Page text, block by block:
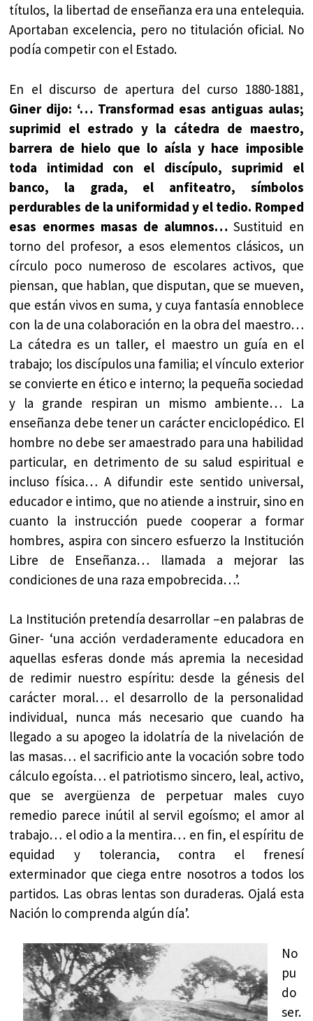
títulos, la libertad de enseñanza era una entelequia.
Aportaban excelencia, pero no titulación oficial. No
podía competir con el Estado.
En el discurso de apertura del curso 1880-1881,
Giner dijo: ‘… Transformad esas antiguas aulas;
suprimid el estrado y la cátedra de maestro,
barrera de hielo que lo aísla y hace imposible
toda intimidad con el discípulo, suprimid el
banco, la grada, el anfiteatro, símbolos
perdurables de la uniformidad y el tedio. Romped
esas enormes masas de alumnos… Sustituid en
torno del profesor, a esos elementos clásicos, un
círculo poco numeroso de escolares activos, que
piensan, que hablan, que disputan, que se mueven,
que están vivos en suma, y cuya fantasía ennoblece
con la de una colaboración en la obra del maestro…
La cátedra es un taller, el maestro un guía en el
trabajo; los discípulos una familia; el vínculo exterior
se convierte en ético e interno; la pequeña sociedad
y la grande respiran un mismo ambiente… La
enseñanza debe tener un carácter enciclopédico. El
hombre no debe ser amaestrado para una habilidad
particular, en detrimento de su salud espiritual e
incluso física… A difundir este sentido universal,
educador e intimo, que no atiende a instruir, sino en
cuanto la instrucción puede cooperar a formar
hombres, aspira con sincero esfuerzo la Institución
Libre de Enseñanza… llamada a mejorar las
condiciones de una raza empobrecida…’.
La Institución pretendía desarrollar –en palabras de
Giner- ‘una acción verdaderamente educadora en
aquellas esferas donde más apremia la necesidad
de redimir nuestro espíritu: desde la génesis del
carácter moral… el desarrollo de la personalidad
individual, nunca más necesario que cuando ha
llegado a su apogeo la idolatría de la nivelación de
las masas… el sacrificio ante la vocación sobre todo
cálculo egoísta… el patriotismo sincero, leal, activo,
que se avergüenza de perpetuar males cuyo
remedio parece inútil al servil egoísmo; el amor al
trabajo… el odio a la mentira… en fin, el espíritu de
equidad y tolerancia, contra el frenesí
exterminador que ciega entre nosotros a todos los
partidos. Las obras lentas son duraderas. Ojalá esta
Nación lo comprenda algún día’.
No
pu
do
ser.